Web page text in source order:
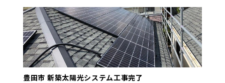
豊田市 新築太陽光システム工事完了